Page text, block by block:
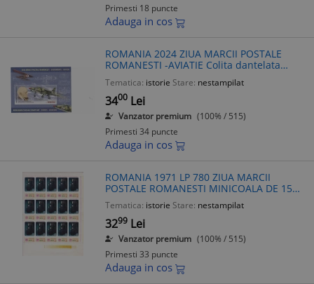
Primesti 18 puncte
Adauga in cos
ROMANIA 2024 ZIUA MARCII POSTALE
ROMANESTI -AVIATIE Colita dantelata
LP.2475a
Tematica: istorie Stare: nestampilat
3400 Lei
Vanzator premium (100% / 515)
Primesti 34 puncte
Adauga in cos
ROMANIA 1971 LP 780 ZIUA MARCII
POSTALE ROMANESTI MINICOALA DE 15
TIMBRE,MNH
Tematica: istorie Stare: nestampilat
3299 Lei
Vanzator premium (100% / 515)
Primesti 33 puncte
Adauga in cos